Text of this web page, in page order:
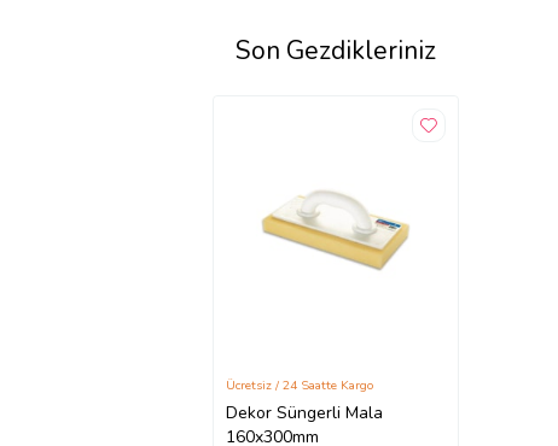
Son Gezdikleriniz
Dekor Süngerli Mala
160x300mm
Ücretsiz / 24 Saatte Kargo